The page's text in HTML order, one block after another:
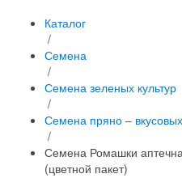
Каталог
/
Семена
/
Семена зеленых культур
/
Семена пряно – вкусовых
/
Семена Ромашки
(цветной пакет)